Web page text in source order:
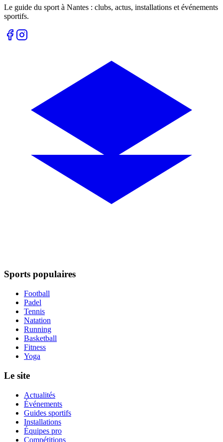
Le guide du sport à Nantes : clubs, actus, installations et événements
sportifs.
Sports populaires
Football
Padel
Tennis
Natation
Running
Basketball
Fitness
Yoga
Le site
Actualités
Événements
Guides sportifs
Installations
Équipes pro
Compétitions